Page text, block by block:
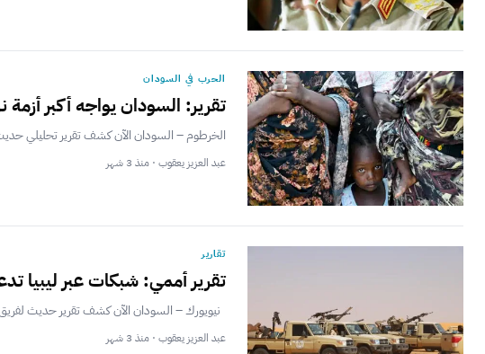
الحرب في السودان
تقرير: السودان يواجه أكبر
الخرطوم – السودان الآن كشف تقرير تحليلي
عبد العزيز يعقوب · منذ 3 شهر
تقارير
تقرير أممي: شبكات عبر ليبيا
نيويورك – السودان الآن كشف تقرير حديث
عبد العزيز يعقوب · منذ 3 شهر